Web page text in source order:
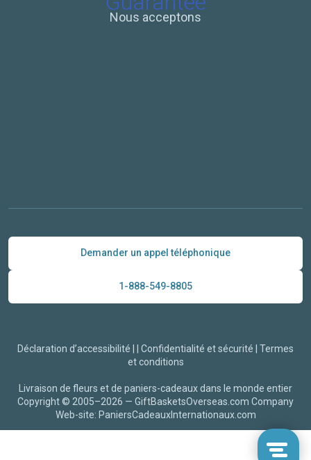
Nous acceptons
Demander un appel téléphonique
1-888-549-8805
Déclaration d’accessibilité Confidentialité et sécurité
Termes
et conditions
Livraison de fleurs et de paniers-cadeaux dans le monde entier
Copyright © 2005–2026 — GiftBasketsOverseas.com Company
Web-site: PaniersCadeauxInternationaux.com